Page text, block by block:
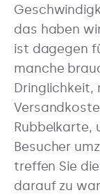
das haben
ist dagegen
manche
Dringlichkeit,
Rubbelkarte,
Besucher
treffen Sie
darauf zu